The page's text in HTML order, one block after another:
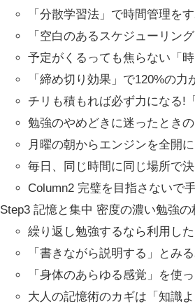
「分散学習法」で時間管理を
「空白のあるスケジューリン
予定がくるっても焦らない「
「締め切り効果」で120%の力
チリも積もれば必ず力になる!
勉強のやめどきに迷ったとき
月曜の朝からエンジンを全開
毎日、同じ時間に同じ場所で
Column2 完璧を目指さないで
Step3 記憶と集中 密度の濃い勉強
繰り返し勉強するなら利用し
「書きながら説明する」とみ
「身体のあらゆる感覚」を使
大人の記憶術のカギは「知識よ